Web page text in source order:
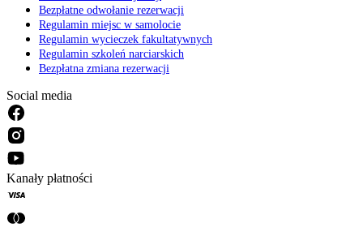
Bezpłatne odwołanie rezerwacji
Regulamin miejsc w samolocie
Regulamin wycieczek fakultatywnych
Regulamin szkoleń narciarskich
Bezpłatna zmiana rezerwacji
Social media
Kanały płatności